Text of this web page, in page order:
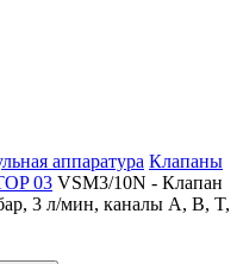
аппаратура Клапаны
03 VSM3/10N - Клапан
3 л/мин, каналы A, B, T,